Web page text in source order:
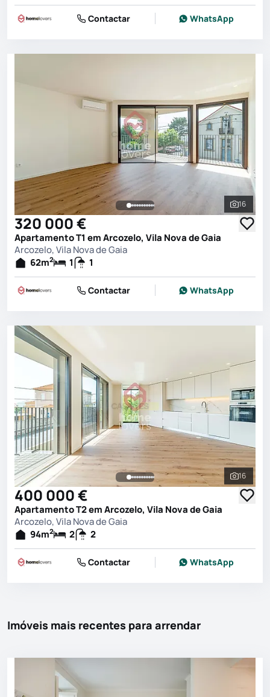
Contactar WhatsApp
Ver
16
320 000 €
Apartamento T1 em Arcozelo, Vila Nova de Gaia
Arcozelo, Vila Nova de Gaia
62m2 1 1
Contactar WhatsApp
Ver
16
400 000 €
Apartamento T2 em Arcozelo, Vila Nova de Gaia
Arcozelo, Vila Nova de Gaia
94m2 2 2
Contactar WhatsApp
Imóveis mais recentes para arrendar